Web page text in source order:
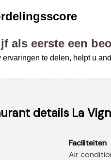
als eerste een
ervaringen te delen, helpt u
details La
Faciliteiten
Air